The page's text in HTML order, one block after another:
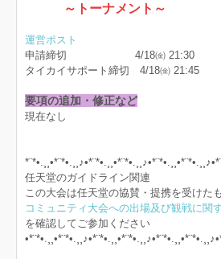
～トーナメント～
運営ポスト
申請締切 4/18㈮ 21:30
タイカイサポート締切 4/18㈮ 21:45
要項の追加・修正など
現在なし
任天堂のガイドライン関連
この大会は任天堂の協賛・提携を受けた
コミュニティ大会への出場及び観戦に関
を確認してご参加ください